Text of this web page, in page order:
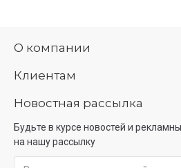
О компании
Клиентам
Новостная рассылка
Будьте в курсе новостей и
на нашу рассылку